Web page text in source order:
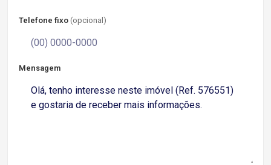
Telefone fixo (opcional)
Mensagem